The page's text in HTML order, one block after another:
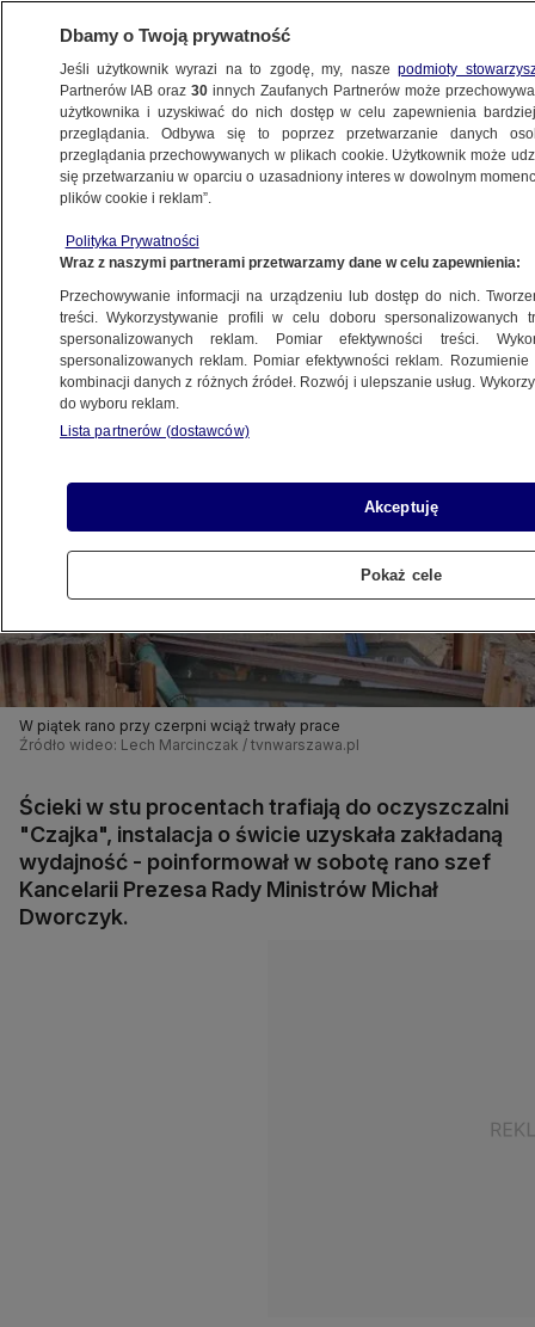
WARSZAWA
NAJNOWSZE
do "Czajki"
14.09.2019, 10:46
Udostępnij
W piątek rano przy czerpni wciąż trwały prace
Źródło wideo: Lech Marcinczak / tvnwarszawa.pl
Ścieki w stu procentach trafiają do oczyszczalni
"Czajka", instalacja o świcie uzyskała zakładaną
wydajność - poinformował w sobotę rano szef
Kancelarii Prezesa Rady Ministrów Michał
Dworczyk.
Dbamy o Twoją prywatność
Jeśli użytkownik wyrazi na to zgodę, my, naszepodmioty
Partnerów IAB oraz30 innych Zaufanych Partnerów może
użytkownika i uzyskiwać do nich dostęp w celu zapewnienia
przeglądania. Odbywa się to poprzez przetwarzanie danych
przeglądania przechowywanych w plikach cookie. Użytkownik może
się przetwarzaniu w oparciu o uzasadniony interes w dowolnym
plików cookie i reklam”.
Polityka Prywatności
Wraz z naszymi partnerami przetwarzamy dane w celu zapewnienia:
Przechowywanie informacji na urządzeniu lub dostęp do nich.
treści. Wykorzystywanie profili w celu doboru spersonalizowanych
spersonalizowanych reklam. Pomiar efektywności treści.
spersonalizowanych reklam. Pomiar efektywności reklam.
kombinacji danych z różnych źródeł. Rozwój i ulepszanie usług.
do wyboru reklam.
Lista partnerów (dostawców)
Akceptuję
Pokaż cele